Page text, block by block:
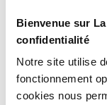
Bienvenue sur
confidentialité
Notre site utilise
fonctionnement
cookies nous
Bolduc
Idéal pour
Fabriqué
Couleur